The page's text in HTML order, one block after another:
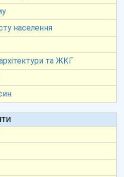
населення
та ЖКГ